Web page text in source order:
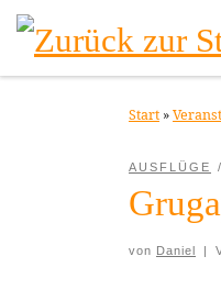
Zum Inhalt springen
Start »
AUSFLÜGE
von Daniel |